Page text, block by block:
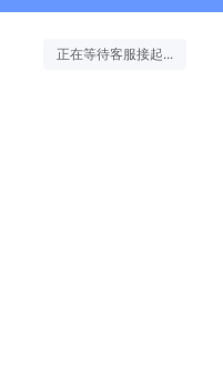
正在等待客服接起...